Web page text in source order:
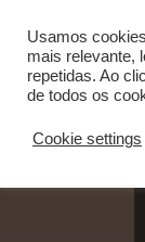
Usamos
mais relevante,
repetidas. Ao
de todos os
Cookie settings